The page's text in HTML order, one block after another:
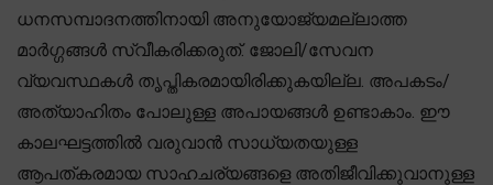
ധനസമ്പാദനത്തിനായി അനുയോജ്യമല്ലാത്ത
മാർഗ്ഗങ്ങൾ സ്വീകരിക്കരുത്. ജോലി/സേവന
വ്യവസ്ഥകൾ തൃപ്തികരമായിരിക്കുകയില്ല. അപകടം/
അത്യാഹിതം പോലുള്ള അപായങ്ങൾ ഉണ്ടാകാം. ഈ
കാലഘട്ടത്തിൽ വരുവാൻ സാധ്യതയുള്ള
ആപത്കരമായ സാഹചര്യങ്ങളെ അതിജീവിക്കുവാനുള്ള